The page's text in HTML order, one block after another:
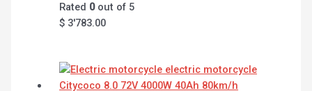
Rated 0out of 5
$ 3'783.00